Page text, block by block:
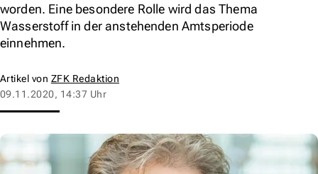
worden. Eine besondere Rolle wird das Thema
Wasserstoff in der anstehenden Amtsperiode
einnehmen.
Artikel von ZFK Redaktion
09.11.2020, 14:37 Uhr